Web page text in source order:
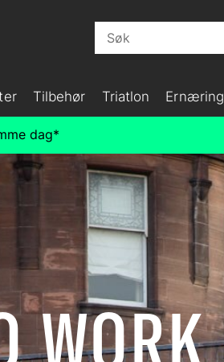
Tilbehør Triatlon Ernæring
dag*
WORK